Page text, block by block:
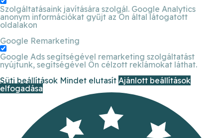
Szolgáltatásaink javítására szolgál. Google Analytics
anonym információkat gyűjt az Ön által látogatott
oldalakon
Google Remarketing
Google Ads segítségével remarketing szolgáltatást
nyújtunk, segítségével Ön célzott reklámokat láthat.
Süti beállítások Mindet elutasít Ajánlott beállítások
elfogadása